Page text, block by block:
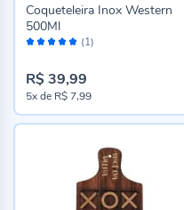
Avaliação: (1)
Coqueteleira Inox Western
500Ml
R$ 39,99
5xde R$ 7,99